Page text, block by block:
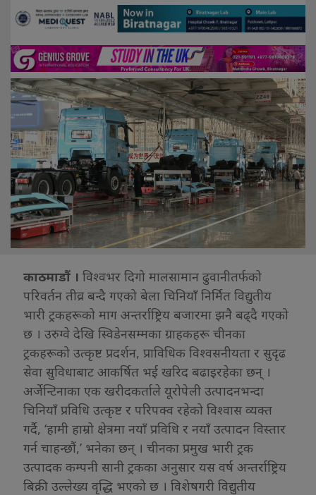
काठमाडौं । विश्वभर दिगो मालसामान ढुवानीतर्फको
परिवर्तन तीव्र बन्दै गएको बेला चिनियाँ निर्मित विद्युतीय
भारी ट्रकहरूको माग अन्तर्राष्ट्रिय बजारमा झनै बढ्दै गएको
छ । उरुग्वे देखि स्विडेनसम्मका ग्राहकहरू चीनका
ट्रकहरूको उत्कृष्ट प्रदर्शन, प्राविधिक विश्वसनीयता र सुदृढ
सेवा सुविधाबाट आकर्षित भई खरिद बढाइरहेका छन् ।
अर्जेन्टिनाका एक खरीदकर्ताले यूरोपेली उत्पादनभन्दा
चिनियाँ प्रविधि उत्कृष्ट र परिपक्व रहेको विश्वास व्यक्त
गर्दै, ‘हामी हाम्रो क्षेत्रमा नयाँ प्रविधि र नयाँ उत्पादन विस्तार
गर्न चाहन्छौं,’ भनेका छन् । चीनका प्रमुख भारी ट्रक
उत्पादक कम्पनी सानी ट्रकका अनुसार यस वर्ष अन्तर्राष्ट्रिय
बिक्री उल्लेख्य वृद्धि भएको छ । विशेषगरी विद्युतीय